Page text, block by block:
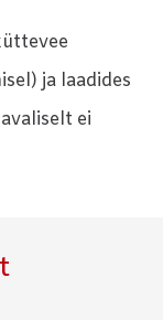
ja laadides
ei